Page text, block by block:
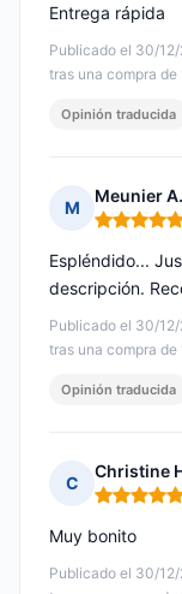
Publicado el 30/
tras una compra de
Entrega rápida
Opinión traducida
M
Meunier A.
Nota: 5 de
Publicado el 30/
tras una compra de
Espléndido...
descripción.
Opinión traducida
C
Christine
Nota: 5 de
Publicado el 30/
Muy bonito